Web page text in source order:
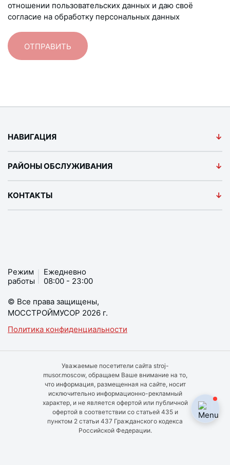
отношении пользовательских данных и даю своё
согласие на обработку персональных данных
Режим
работы
Ежедневно
08:00 - 23:00
© Все права защищены,
МОССТРОЙМУСОР 2026 г.
Политика конфиденциальности
НАВИГАЦИЯ
РАЙОНЫ ОБСЛУЖИВАНИЯ
КОНТАКТЫ
Уважаемые посетители сайта stroj-
musor.moscow, обращаем Ваше внимание на то,
что информация, размещенная на сайте, носит
исключительно информационно-рекламный
характер, и не является офертой или публичной
офертой в соответствии со статьей 435 и
пунктом 2 статьи 437 Гражданского кодекса
Российской Федерации.